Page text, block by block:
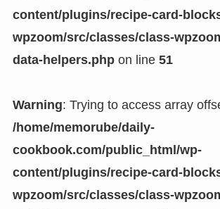
content/plugins/recipe-card-
wpzoom/src/classes/class-
data-helpers.phpon line 51
Warning: Trying to access array
/home/memorube/daily-
cookbook.com/public_html/wp-
content/plugins/recipe-card-
wpzoom/src/classes/class-